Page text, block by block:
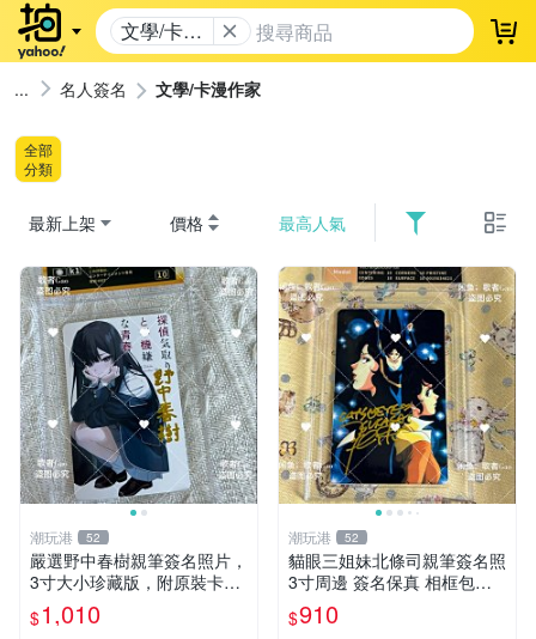
文學/卡漫
作家
登
名人簽名 文學/卡漫作家
全部
分類
最新上架 價格 最高人氣
潮玩港 52
嚴選野中春樹親筆簽名照片，
3寸大小珍藏版，附原裝卡
磚。青春探偵迷必收！ 青春
時代、探案主題 現場簽名照
$1,010
潮玩港 52
貓眼三姐妹北條司親筆簽名照
3寸周邊 簽名保真 相框包裝
貓眼三姐妹 北條司 周邊 貓眼
三姐妹 簽名照 包裝相框
$910